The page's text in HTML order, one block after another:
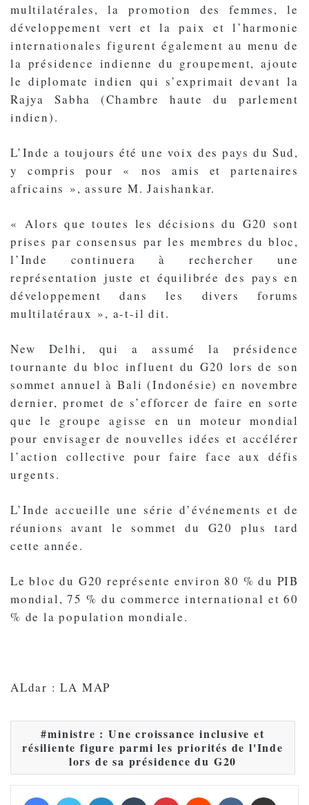
multilatérales, la promotion des femmes, le
développement vert et la paix et l’harmonie
internationales figurent également au menu de
la présidence indienne du groupement, ajoute
le diplomate indien qui s’exprimait devant la
Rajya Sabha (Chambre haute du parlement
indien).
L’Inde a toujours été une voix des pays du Sud,
y compris pour « nos amis et partenaires
africains », assure M. Jaishankar.
« Alors que toutes les décisions du G20 sont
prises par consensus par les membres du bloc,
l’Inde continuera à rechercher une
représentation juste et équilibrée des pays en
développement dans les divers forums
multilatéraux », a-t-il dit.
New Delhi, qui a assumé la présidence
tournante du bloc influent du G20 lors de son
sommet annuel à Bali (Indonésie) en novembre
dernier, promet de s’efforcer de faire en sorte
que le groupe agisse en un moteur mondial
pour envisager de nouvelles idées et accélérer
l’action collective pour faire face aux défis
urgents.
L’Inde accueille une série d’événements et de
réunions avant le sommet du G20 plus tard
cette année.
Le bloc du G20 représente environ 80 % du PIB
mondial, 75 % du commerce international et 60
% de la population mondiale.
ALdar : LA MAP
ministre : Une croissance inclusive et
résiliente figure parmi les priorités de l'Inde
lors de sa présidence du G20